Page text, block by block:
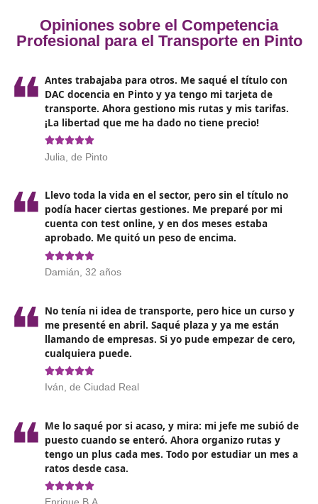
¿A quién va dirigido el curso?
El curso para obtener el título de competencia
transporte esespecialmente relevante para
categorías de profesionales. Entre ellos se
Conductores de vehículos de mercancías: Aquellos
transportan cargas de un lugar a otro deben estar
sus operaciones.
Conductores de transporte de pasajeros: Desde
hasta taxis, los conductores deben cumplir con
rigurosos que aseguren la calidad del servicio y la
seguridad de los pasajeros.
gerentes de empresas de transporte también se
beneficiarán enormemente de este curso, ya que
proporcionará una comprensión sólida de la
las mejores prácticas del sector.
Profesionales en logística y distribución: La gestión
acceder a posiciones de mayor responsabilidad.